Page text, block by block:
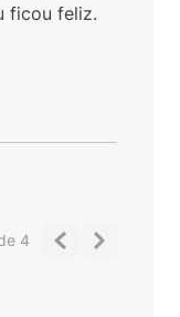
ficou feliz.
4